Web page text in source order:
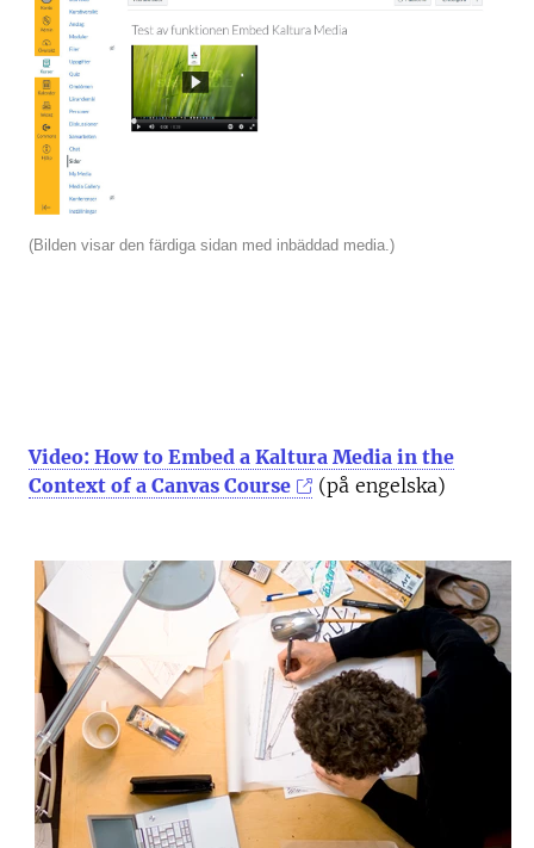
(Bilden visar den färdiga sidan med inbäddad media.)
Video: How to Embed a Kaltura Media in the
Context of a Canvas Course
(på engelska)